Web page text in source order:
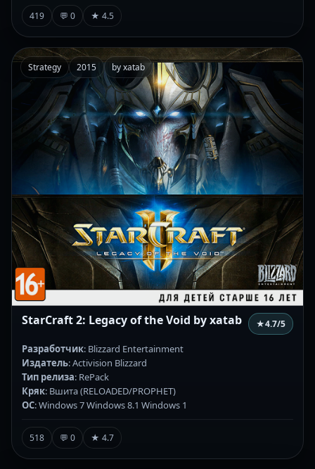
419 💬 0 ★ 4.5
Strategy 2015 by xatab
StarCraft 2: Legacy of the Void by xatab ★4.7/5
Разработчик: Blizzard Entertainment
Издатель: Activision Blizzard
Тип релиза: RePack
Кряк: Вшита (RELOADED/PROPHET)
ОС: Windows 7 Windows 8.1 Windows 1
518 💬 0 ★ 4.7